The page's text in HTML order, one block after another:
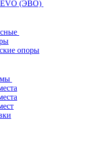
EVO (ЭВО)
опоры